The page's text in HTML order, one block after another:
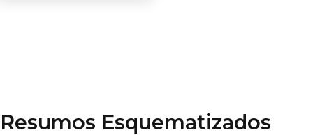
Resumos Esquematizados